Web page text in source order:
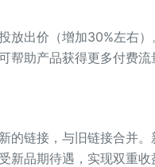
放出价（增加30%左右
助产品获得更多付费流
的链接，与旧链接合并
品期待遇，实现双重收